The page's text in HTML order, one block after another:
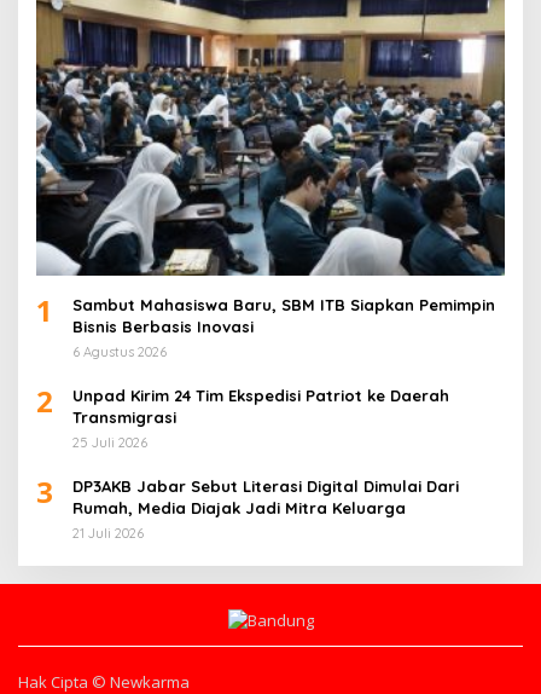
1
Sambut Mahasiswa Baru, SBM ITB Siapkan Pemimpin
Bisnis Berbasis Inovasi
6 Agustus 2026
2
Unpad Kirim 24 Tim Ekspedisi Patriot ke Daerah
Transmigrasi
25 Juli 2026
3
DP3AKB Jabar Sebut Literasi Digital Dimulai Dari
Rumah, Media Diajak Jadi Mitra Keluarga
21 Juli 2026
Hak Cipta © Newkarma